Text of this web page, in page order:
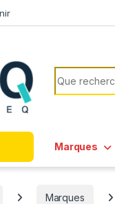
Rechercher:
Marques
Marques